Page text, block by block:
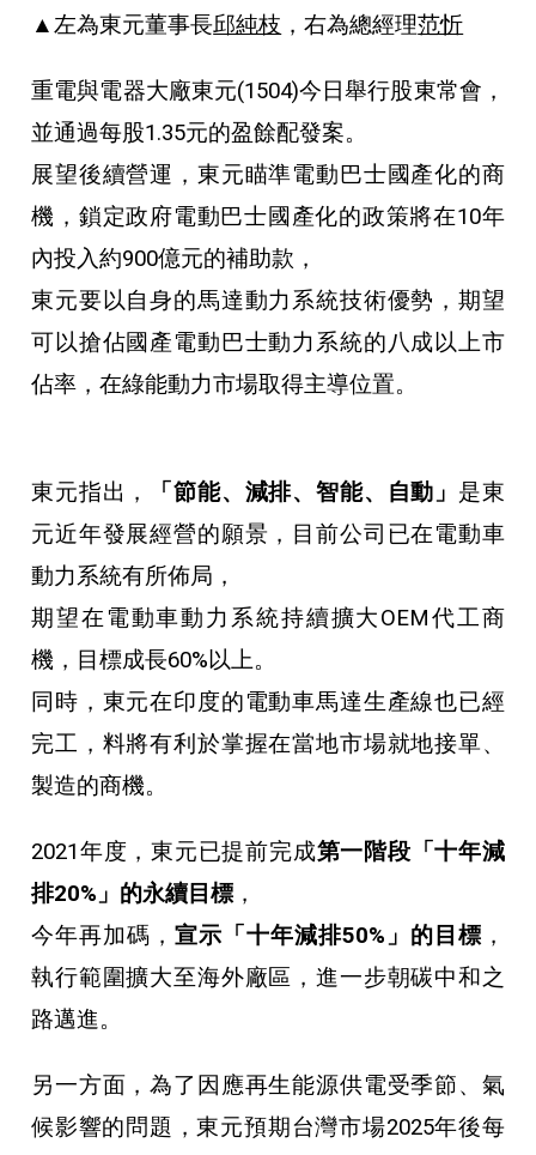
▲左為東元董事長邱純枝 ，右為總經理范忻
重電與電器大廠東元(1504)今日舉行股東常會，
並通過每股1.35元的盈餘配發案。
展望後續營運，東元瞄準電動巴士國產化的商
機，鎖定政府電動巴士國產化的政策將在10年
內投入約900億元的補助款，
東元要以自身的馬達動力系統技術優勢，期望
可以搶佔國產電動巴士動力系統的八成以上市
佔率，在綠能動力市場取得主導位置。
東元指出， 「節能、減排、智能、自動」 是東
元近年發展經營的願景，目前公司已在電動車
動力系統有所佈局，
期望在電動車動力系統持續擴大OEM代工商
機，目標成長60%以上。
同時，東元在印度的電動車馬達生產線也已經
完工，料將有利於掌握在當地市場就地接單、
製造的商機。
2021年度，東元已提前完成第一階段「十年減
排20%」的永續目標 ，
今年再加碼，宣示「十年減排50%」的目標 ，
執行範圍擴大至海外廠區，進一步朝碳中和之
路邁進。
另一方面，為了因應再生能源供電受季節、氣
候影響的問題，東元預期台灣市場2025年後每